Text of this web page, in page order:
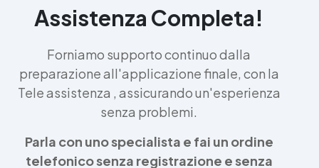
Assistenza Completa!
Forniamo supporto continuo dalla
preparazione all'applicazione finale, con la
Tele assistenza , assicurando un'esperienza
senza problemi.
Parla con uno specialista e fai un ordine
telefonico senza registrazione e senza